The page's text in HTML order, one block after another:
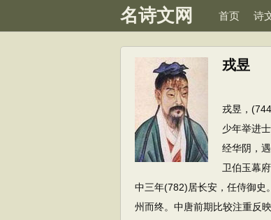
名诗文网 首页 诗
戎昱
戎昱，
少年举进
经华阴，
卫伯玉幕
中三年(782)居长安，任侍御史
州而终。中唐前期比较注重反